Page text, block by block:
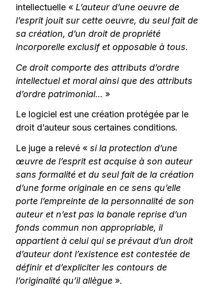
intellectuelle «L’auteur d’une oeuvre de
l’esprit jouit sur cette oeuvre, du seul fait de
sa création, d’un droit de propriété
incorporelle exclusif et opposable à tous.
Ce droit comporte des attributs d’ordre
intellectuel et moral ainsi que des attributs
d’ordre patrimonial… »
Le logiciel est une création protégée par le
droit d’auteur sous certaines conditions.
Le juge a relevé «si la protection d’une
œuvre de l’esprit est acquise à son auteur
sans formalité et du seul fait de la création
d’une forme originale en ce sens qu’elle
porte l’empreinte de la personnalité de son
auteur et n’est pas la banale reprise d’un
fonds commun non appropriable, il
appartient à celui qui se prévaut d’un droit
d’auteur dont l’existence est contestée de
définir et d’expliciter les contours de
l’originalité qu’il allègue ».